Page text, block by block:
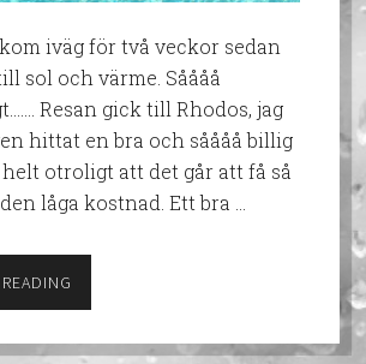
iväg för två veckor sedan
sol och värme. Såååå
Resan gick till Rhodos, jag
hittat en bra och såååå billig
helt otroligt att det går att få så
låga kostnad. Ett bra …